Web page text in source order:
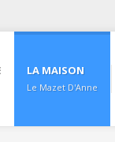
LA MAISON
Le Mazet D'Anne